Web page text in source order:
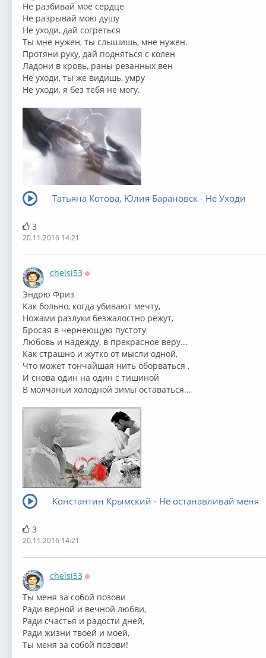
⁣Не разбивай моё сердце
Не разрывай мою душу
Не уходи, дай согреться
Ты мне нужен, ты слышишь, мне нужен.
Протяни руку, дай подняться с колен
Ладони в кровь, раны резанных вен
Не уходи, ты же видишь, умру
Не уходи, я без тебя не могу.
Татьяна Котова, Юлия Барановск - Не Уходи
3
20.11.2016 14:21
chelsi53
⁣Эндрю Фриз
Как больно, когда убивают мечту,
Ножами разлуки безжалостно режут,
Бросая в чернеющую пустоту
Любовь и надежду, в прекрасное веру...
Как страшно и жутко от мысли одной,
Что может тончайшая нить оборваться ,
И снова один на один с тишиной
В молчаньи холодной зимы оставаться...
Константин Крымский - Не останавливай меня
3
20.11.2016 14:21
chelsi53
⁣Ты меня за собой позови
Ради верной и вечной любви,
Ради счастья и радости дней,
Ради жизни твоей и моей,
Ты меня за собой позови!